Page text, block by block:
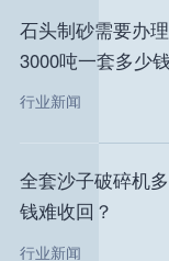
石头制砂需要办
3000吨一套多少钱
行业新闻
全套沙子破碎机
钱难收回？
行业新闻